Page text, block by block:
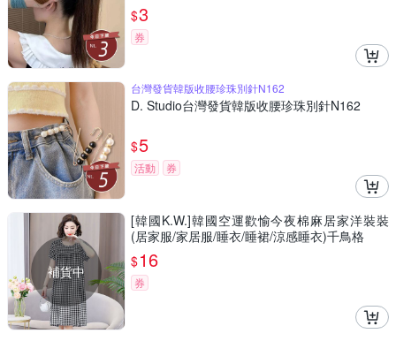
$3
券
台灣發貨韓版收腰珍珠別針N162
D. Studio台灣發貨韓版收腰珍珠別針N162
$5
活動 券
補貨中
[韓國K.W.]韓國空運歡愉今夜棉麻居家洋裝裝
(居家服/家居服/睡衣/睡裙/涼感睡衣)千鳥格
$16
券